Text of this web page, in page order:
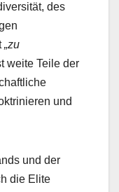
des
„zu
weite Teile der
und
und der
die Elite